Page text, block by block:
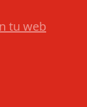
tu web